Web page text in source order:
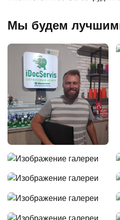
Мы будем